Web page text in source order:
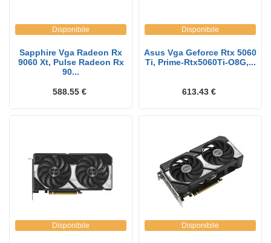
Disponibile
Sapphire Vga Radeon Rx
9060 Xt, Pulse Radeon Rx
90...
588.55 €
Disponibile
Asus Vga Geforce Rtx 5060
Ti, Prime-Rtx5060Ti-O8G,...
613.43 €
Disponibile Disponibile